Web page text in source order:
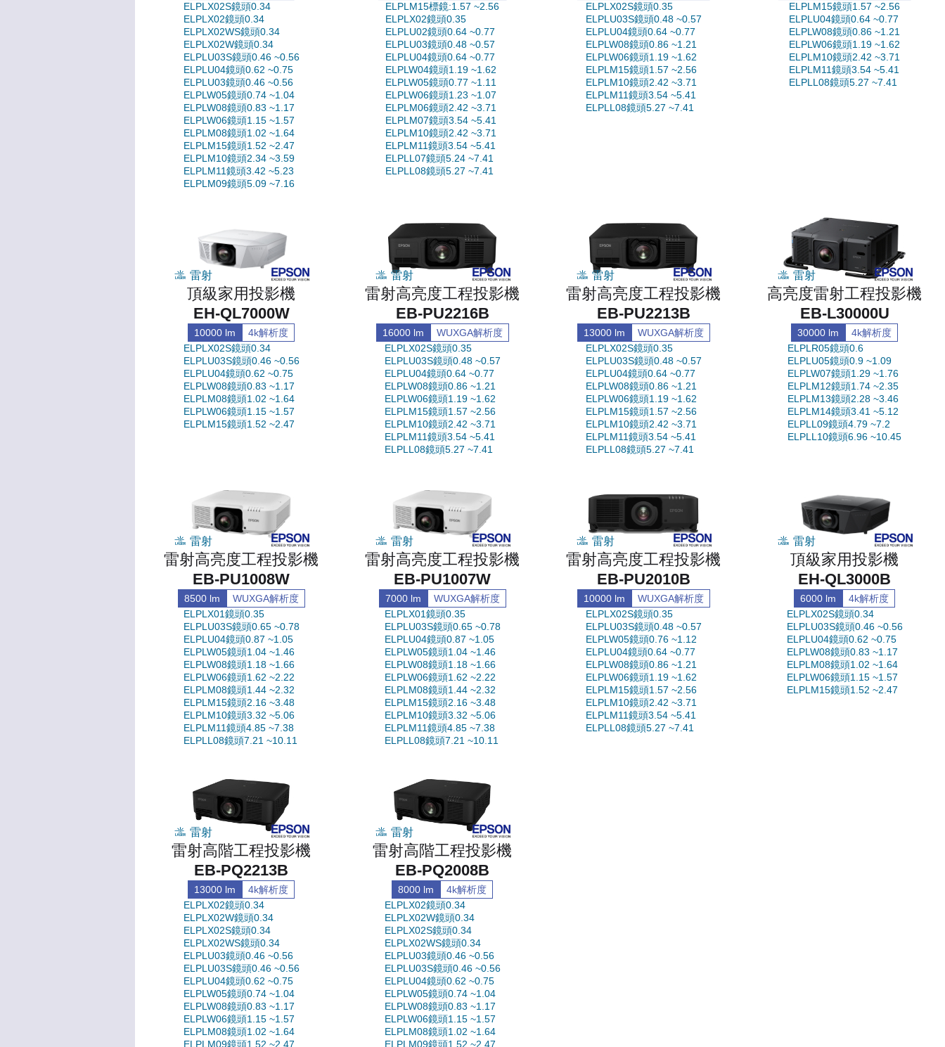
ELPLX02S鏡頭0.34
ELPLX02鏡頭0.34
ELPLX02WS鏡頭0.34
ELPLX02W鏡頭0.34
ELPLU03S鏡頭0.46 ~0.56
ELPLU04鏡頭0.62 ~0.75
ELPLU03鏡頭0.46 ~0.56
ELPLW05鏡頭0.74 ~1.04
ELPLW08鏡頭0.83 ~1.17
ELPLW06鏡頭1.15 ~1.57
ELPLM08鏡頭1.02 ~1.64
ELPLM15鏡頭1.52 ~2.47
ELPLM10鏡頭2.34 ~3.59
ELPLM11鏡頭3.42 ~5.23
ELPLM09鏡頭5.09 ~7.16
ELPLM15標鏡:1.57 ~2.56
ELPLX02鏡頭0.35
ELPLU02鏡頭0.64 ~0.77
ELPLU03鏡頭0.48 ~0.57
ELPLU04鏡頭0.64 ~0.77
ELPLW04鏡頭1.19 ~1.62
ELPLW05鏡頭0.77 ~1.11
ELPLW06鏡頭1.23 ~1.07
ELPLM06鏡頭2.42 ~3.71
ELPLM07鏡頭3.54 ~5.41
ELPLM10鏡頭2.42 ~3.71
ELPLM11鏡頭3.54 ~5.41
ELPLL07鏡頭5.24 ~7.41
ELPLL08鏡頭5.27 ~7.41
ELPLX02S鏡頭0.35
ELPLU03S鏡頭0.48 ~0.57
ELPLU04鏡頭0.64 ~0.77
ELPLW08鏡頭0.86 ~1.21
ELPLW06鏡頭1.19 ~1.62
ELPLM15鏡頭1.57 ~2.56
ELPLM10鏡頭2.42 ~3.71
ELPLM11鏡頭3.54 ~5.41
ELPLL08鏡頭5.27 ~7.41
ELPLM15鏡頭1.57 ~2.56
ELPLU04鏡頭0.64 ~0.77
ELPLW08鏡頭0.86 ~1.21
ELPLW06鏡頭1.19 ~1.62
ELPLM10鏡頭2.42 ~3.71
ELPLM11鏡頭3.54 ~5.41
ELPLL08鏡頭5.27 ~7.41
雷射
頂級家用投影機
EH-QL7000W
10000 lm
4k解析度
ELPLX02S鏡頭0.34
ELPLU03S鏡頭0.46 ~0.56
ELPLU04鏡頭0.62 ~0.75
ELPLW08鏡頭0.83 ~1.17
ELPLM08鏡頭1.02 ~1.64
ELPLW06鏡頭1.15 ~1.57
ELPLM15鏡頭1.52 ~2.47
雷射
雷射高亮度工程投影機
EB-PU2216B
16000 lm
WUXGA解析度
ELPLX02S鏡頭0.35
ELPLU03S鏡頭0.48 ~0.57
ELPLU04鏡頭0.64 ~0.77
ELPLW08鏡頭0.86 ~1.21
ELPLW06鏡頭1.19 ~1.62
ELPLM15鏡頭1.57 ~2.56
ELPLM10鏡頭2.42 ~3.71
ELPLM11鏡頭3.54 ~5.41
ELPLL08鏡頭5.27 ~7.41
雷射
雷射高亮度工程投影機
EB-PU2213B
13000 lm
WUXGA解析度
ELPLX02S鏡頭0.35
ELPLU03S鏡頭0.48 ~0.57
ELPLU04鏡頭0.64 ~0.77
ELPLW08鏡頭0.86 ~1.21
ELPLW06鏡頭1.19 ~1.62
ELPLM15鏡頭1.57 ~2.56
ELPLM10鏡頭2.42 ~3.71
ELPLM11鏡頭3.54 ~5.41
ELPLL08鏡頭5.27 ~7.41
雷射
高亮度雷射工程投影機
EB-L30000U
30000 lm
4k解析度
ELPLR05鏡頭0.6
ELPLU05鏡頭0.9 ~1.09
ELPLW07鏡頭1.29 ~1.76
ELPLM12鏡頭1.74 ~2.35
ELPLM13鏡頭2.28 ~3.46
ELPLM14鏡頭3.41 ~5.12
ELPLL09鏡頭4.79 ~7.2
ELPLL10鏡頭6.96 ~10.45
雷射
雷射高亮度工程投影機
EB-PU1008W
8500 lm
WUXGA解析度
ELPLX01鏡頭0.35
ELPLU03S鏡頭0.65 ~0.78
ELPLU04鏡頭0.87 ~1.05
ELPLW05鏡頭1.04 ~1.46
ELPLW08鏡頭1.18 ~1.66
ELPLW06鏡頭1.62 ~2.22
ELPLM08鏡頭1.44 ~2.32
ELPLM15鏡頭2.16 ~3.48
ELPLM10鏡頭3.32 ~5.06
ELPLM11鏡頭4.85 ~7.38
ELPLL08鏡頭7.21 ~10.11
雷射
雷射高亮度工程投影機
EB-PU1007W
7000 lm
WUXGA解析度
ELPLX01鏡頭0.35
ELPLU03S鏡頭0.65 ~0.78
ELPLU04鏡頭0.87 ~1.05
ELPLW05鏡頭1.04 ~1.46
ELPLW08鏡頭1.18 ~1.66
ELPLW06鏡頭1.62 ~2.22
ELPLM08鏡頭1.44 ~2.32
ELPLM15鏡頭2.16 ~3.48
ELPLM10鏡頭3.32 ~5.06
ELPLM11鏡頭4.85 ~7.38
ELPLL08鏡頭7.21 ~10.11
雷射
雷射高亮度工程投影機
EB-PU2010B
10000 lm
WUXGA解析度
ELPLX02S鏡頭0.35
ELPLU03S鏡頭0.48 ~0.57
ELPLW05鏡頭0.76 ~1.12
ELPLU04鏡頭0.64 ~0.77
ELPLW08鏡頭0.86 ~1.21
ELPLW06鏡頭1.19 ~1.62
ELPLM15鏡頭1.57 ~2.56
ELPLM10鏡頭2.42 ~3.71
ELPLM11鏡頭3.54 ~5.41
ELPLL08鏡頭5.27 ~7.41
雷射
頂級家用投影機
EH-QL3000B
6000 lm
4k解析度
ELPLX02S鏡頭0.34
ELPLU03S鏡頭0.46 ~0.56
ELPLU04鏡頭0.62 ~0.75
ELPLW08鏡頭0.83 ~1.17
ELPLM08鏡頭1.02 ~1.64
ELPLW06鏡頭1.15 ~1.57
ELPLM15鏡頭1.52 ~2.47
雷射
雷射高階工程投影機
EB-PQ2213B
13000 lm
4k解析度
ELPLX02鏡頭0.34
ELPLX02W鏡頭0.34
ELPLX02S鏡頭0.34
ELPLX02WS鏡頭0.34
ELPLU03鏡頭0.46 ~0.56
ELPLU03S鏡頭0.46 ~0.56
ELPLU04鏡頭0.62 ~0.75
ELPLW05鏡頭0.74 ~1.04
ELPLW08鏡頭0.83 ~1.17
ELPLW06鏡頭1.15 ~1.57
ELPLM08鏡頭1.02 ~1.64
ELPLM09鏡頭1.52 ~2.47
雷射
雷射高階工程投影機
EB-PQ2008B
8000 lm
4k解析度
ELPLX02鏡頭0.34
ELPLX02W鏡頭0.34
ELPLX02S鏡頭0.34
ELPLX02WS鏡頭0.34
ELPLU03鏡頭0.46 ~0.56
ELPLU03S鏡頭0.46 ~0.56
ELPLU04鏡頭0.62 ~0.75
ELPLW05鏡頭0.74 ~1.04
ELPLW08鏡頭0.83 ~1.17
ELPLW06鏡頭1.15 ~1.57
ELPLM08鏡頭1.02 ~1.64
ELPLM09鏡頭1.52 ~2.47